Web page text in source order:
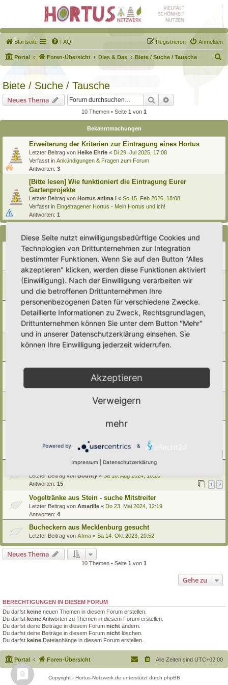
Startseite FAQ Anmelden
Registrieren
Portal Foren-Übersicht Dies & Das Biete / Suche / Tausche
u
Biete / Suche / Tausche
Neues Thema Suche
10 Themen • Seite 1 von 1
Bekanntmachungen
Erweiterung der Kriterien zur Eintragung eines Hortus
Letzter Beitrag von Heike Ehrle « Di 29. Jul 2025, 17:08
Verfasst in Ankündigungen & Fragen zum Forum
Antworten: 3
[Bitte lesen] Wie funktioniert die Eintragung Eurer
Gartenprojekte
Letzter Beitrag von Hortus anima l « So 15. Feb 2026, 18:08
Verfasst in Eingetragener Hortus - Mein Hortus und ich!
Antworten: 1
Garten mieten / kaufen + Mitmach-Projekte
Letzter Beitrag vonAnn1981 «Fr 20. Feb 2026, 10:05
Antworten:
Himbeerstecklinge
Letzter Beitrag von GrizzlyimGarten « Fr 6. Feb 2026, 21:40
Antworten:1
Zuviel Kompost- zuviel Humus? Humus- Kompost-
Tauschthread
Letzter Beitrag vonSimbienchen« Mo 8. Dez 2025, 19:06
Letzter Beitrag vonAnn1981 «Mo 17. Nov 2025, 20:26
Weiße Waldhyazinthe
Ann1981«Mi 6. Aug 2025, 14:10
Süßkirschzweige zum Okulieren gesucht
Do 3. Jul 2025, 08:25
Suche eine kleinbleibende Weide, die maximal 3 Meter hoch
Letzter Beitrag von Vollblut-Hortusianer «Fr 23. Mai 2025, 20:29
Teilen & Tauschen
Letzter Beitrag von Bounty « Sa 10. Aug 2024, 18:20
Antworten: 15 1 2
Vogeltränke aus Stein - suche Mitstreiter
Letzter Beitrag von Amarille « Do 23. Mai 2024, 12:19
Antworten: 4
Bucheckern aus Mecklenburg gesucht
Letzter Beitrag von Alma « Sa 14. Okt 2023, 20:52
Neues Thema
10 Themen • Seite 1 von 1
Gehe zu
BERECHTIGUNGEN IN DIESEM FORUM
Du darfst keine neuen Themen in diesem Forum erstellen.
Du darfst keineAntworten zu Themen in diesem Forum erstellen.
Du darfst deine Beiträge in diesem Forum nicht ändern.
Du darfst deine Beiträge in diesem Forum nicht löschen.
Du darfst keine Dateianhänge in diesem Forum erstellen.
Portal Foren-Übersicht Alle Zeiten sind UTC+02:00
Copyright - Hortus-Netzwerk.de unterstützt durch phpBB
Diese Seite nutzt einwilligungsbedürftige Cookies und
Technologien von Drittunternehmen zur Integration
bestimmter Funktionen. Wenn Sie auf den Button "Alles
akzeptieren" klicken, werden diese Funktionen aktiviert
(Einwilligung). Nach der Einwilligung verarbeiten wir
und die betroffenen Drittunternehmen Ihre
personenbezogenen Daten für verschiedene Zwecke.
Detaillierte Informationen zu Zweck, Rechtsgrundlagen,
Drittunternehmen können Sie unter dem Button "Mehr"
und in unserer Datenschutzerklärung einsehen. Sie
können Ihre Einwilligung jederzeit widerrufen.
Akzeptieren
Verweigern
mehr
Powered by &
Impressum Datenschutzerklärung